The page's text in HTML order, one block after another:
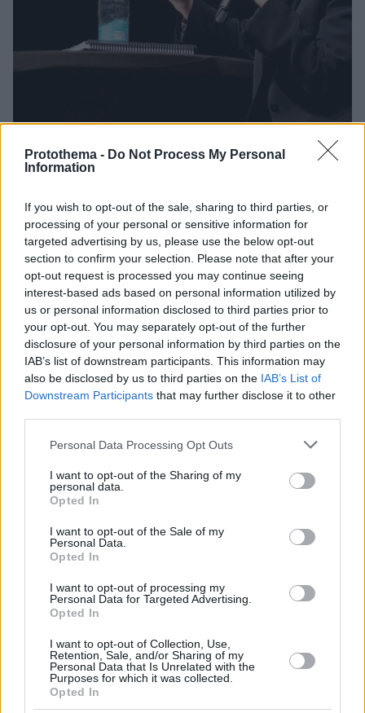
Protothema - Do Not Process My Personal
Information
If you wish to opt-out of the sale, sharing to third parties, or
processing of your personal or sensitive information for
targeted advertising by us, please use the below opt-out
section to confirm your selection. Please note that after your
opt-out request is processed you may continue seeing
interest-based ads based on personal information utilized by
us or personal information disclosed to third parties prior to
your opt-out. You may separately opt-out of the further
disclosure of your personal information by third parties on the
IAB’s list of downstream participants. This information may
also be disclosed by us to third parties on the IAB’s List of
Downstream Participants that may further disclose it to other
Please note that this website/app uses one or more Google
not limited to your visit or usage behaviour. You may click to
grant or deny consent to Google and its third-party tags to
use your data for below specified purposes in below Google
consent section.
Personal Data Processing Opt Outs
I want to opt-out of the Sharing of my
personal data.
Opted In
I want to opt-out of the Sale of my
Personal Data.
Opted In
I want to opt-out of processing my
Personal Data for Targeted Advertising.
Opted In
I want to opt-out of Collection, Use,
Retention, Sale, and/or Sharing of my
Personal Data that Is Unrelated with the
Purposes for which it was collected.
Opted In
«Μια μέρα όλοι θα πεθάνουμε» - Το κυνικό σχόλιο
στην ασφάλιση
Η Τζόνι Ερνστ ισχυρίστηκε ότι 1,4 εκατομμύρια
μετανάστες χωρίς χαρτιά λαμβάνουν παροχές από το
πρόγραμμα Medicaid χωρίς να το δικαιούνται
30.05.2025, 23:08 2
«Ένα Μεγάλο Όμορφο Νομοσχέδιο»: Η πύρρειος νίκη
του Τραμπ για τη φορολογική μεταρρύθμιση - Φόβοι ότι
22.05.2025, 18:40 52